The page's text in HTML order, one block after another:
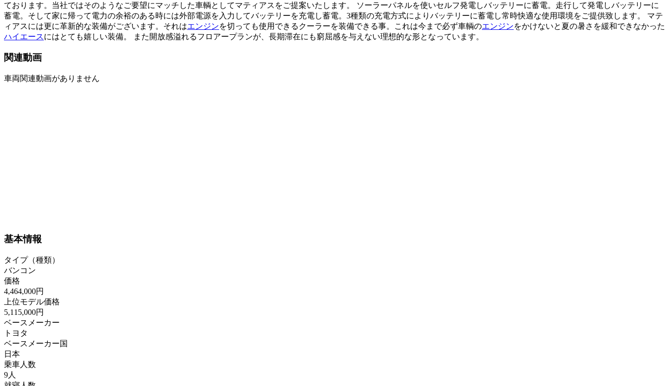
ております。当社ではそのようなご要望にマッチした車輌としてマティアスをご提案いたします。 ソーラーパネルを使いセルフ発電しバッテリーに蓄電。走行して発電しバッテリーに
蓄電。そして家に帰って電力の余裕のある時には外部電源を入力してバッテリーを充電し蓄電。3種類の充電方式によりバッテリーに蓄電し常時快適な使用環境をご提供致します。 マテ
ィアスには更に革新的な装備がございます。それはエンジンを切っても使用できるクーラーを装備できる事。これは今まで必ず車輌のエンジンをかけないと夏の暑さを緩和できなかった
ハイエースにはとても嬉しい装備。 また開放感溢れるフロアープランが、長期滞在にも窮屈感を与えない理想的な形となっています。
関連動画
車両関連動画がありません
基本情報
タイプ（種類）
バンコン
価格
4,464,000円
上位モデル価格
5,115,000円
ベースメーカー
トヨタ
ベースメーカー国
日本
乗車人数
9人